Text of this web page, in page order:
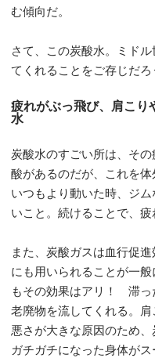
む傾向だ。
さて、この炭酸水。ミド
てくれることをご存じだろ
疲れがぶっ飛び、肩こり
水
炭酸水のすごい所は、そ
酸があるのだが、これを体
いつもより動いた時、ジ
いこと。続けることで、疲
また、炭酸ガスは血行促
にも用いられることが一
もその効果はアリ！ 滞っ
老廃物を流してくれる。
悪さが大きな原因のため
ガチガチになった身体がス